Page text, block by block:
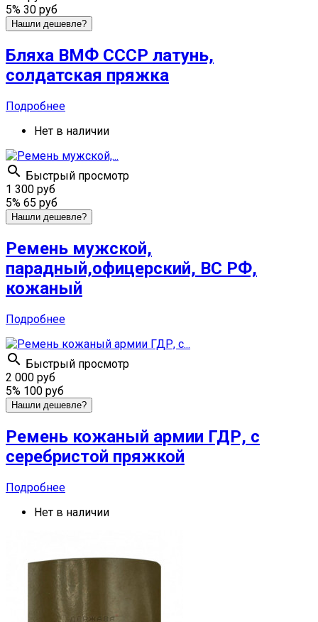
5% 30 руб
Нашли дешевле?
Бляха ВМФ СССР латунь,
солдатская пряжка
Подробнее
Нет в наличии
 Быстрый просмотр
1 300 руб
5% 65 руб
Нашли дешевле?
Ремень мужской,
парадный,офицерский, ВС РФ,
кожаный
Подробнее
 Быстрый просмотр
2 000 руб
5% 100 руб
Нашли дешевле?
Ремень кожаный армии ГДР, с
серебристой пряжкой
Подробнее
Нет в наличии